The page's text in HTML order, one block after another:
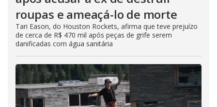
roupas e ameaçá-lo de morte
Tari Eason, do Houston Rockets, afirma que teve prejuízo
de cerca de R$ 470 mil após peças de grife serem
danificadas com água sanitária